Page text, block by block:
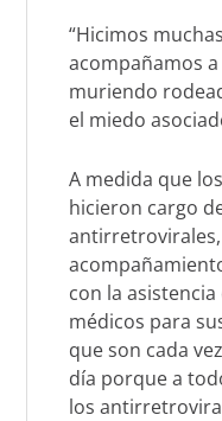
“Hicimos
acompañamos
muriendo
el miedo
A medida que
hicieron cargo
con la
médicos para
que son cada
día porque a
los